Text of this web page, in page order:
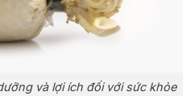
và lợi ích đối với sức khỏe